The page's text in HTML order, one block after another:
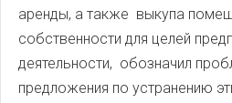
аренды, а также выкупа
собственности для целей
деятельности, обозначил
предложения по устранению